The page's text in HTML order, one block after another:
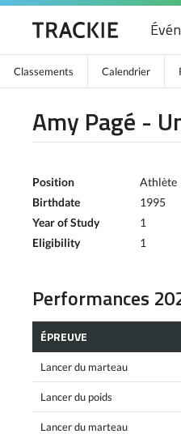
Classements Calendrier
Amy Pagé -
Position
Athlète
Birthdate
1995
Year of Study
1
Eligibility
1
Performances
ÉPREUVE
Lancer du marteau
Lancer du poids
Lancer du marteau